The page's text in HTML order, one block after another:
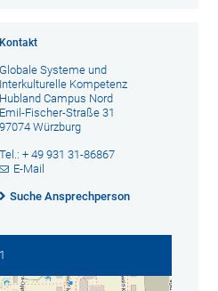
Kontakt
Globale Systeme und
Interkulturelle Kompetenz
Hubland Campus Nord
Emil-Fischer-Straße 31
97074 Würzburg
Tel.: + 49 931 31-86867
E-Mail
Suche Ansprechperson